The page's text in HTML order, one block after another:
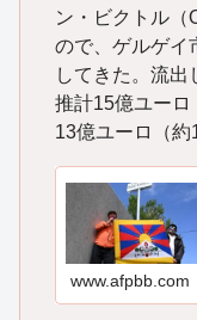
ン・ビクトル（
ので、ゲルゲイ
してきた。流出
推計15億ユーロ
13億ユーロ（約
www.afpbb.com